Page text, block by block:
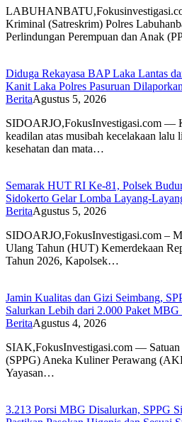
Kriminal (Satreskrim) Polres
Perlindungan Perempuan dan Anak
Diduga Rekayasa BAP Laka Lantas
Kanit Laka Polres Pasuruan
BeritaAgustus 5, 2026
SIDOARJO,FokusInvestigasi.com —
keadilan atas musibah kecelakaan lalu
kesehatan dan mata…
Semarak HUT RI Ke-81, Polsek
Sidokerto Gelar Lomba Layang-
BeritaAgustus 5, 2026
SIDOARJO,FokusInvestigasi.com –
Ulang Tahun (HUT) Kemerdekaan
Tahun 2026, Kapolsek…
Jamin Kualitas dan Gizi Seimbang,
Salurkan Lebih dari 2.000 Paket MBG
BeritaAgustus 4, 2026
SIAK,FokusInvestigasi.com — Satuan
(SPPG) Aneka Kuliner Perawang
Yayasan…
3.213 Porsi MBG Disalurkan, SPPG